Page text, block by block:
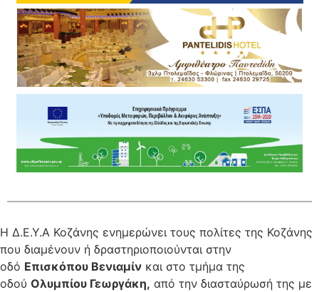
Η Δ.Ε.Υ.Α Κοζάνης ενημερώνει τους πολίτες της Κοζάνης
που διαμένουν ή δραστηριοποιούνται στην
οδό Επισκόπου Βενιαμίν και στο τμήμα της
οδού Ολυμπίου Γεωργάκη, από την διασταύρωσή της με